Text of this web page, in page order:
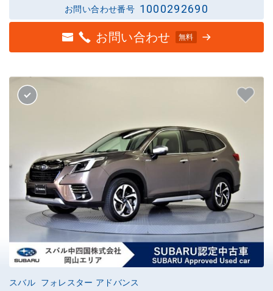
お問い合わせ番号 1000292690
お問い合わせ 無料
スバル フォレスター アドバンス